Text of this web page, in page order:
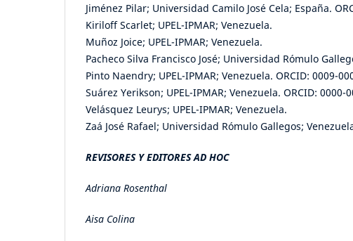
Jiménez Pilar; Universidad Camilo José Cela; España.
Kiriloff Scarlet; UPEL-IPMAR; Venezuela.
Muñoz Joice; UPEL-IPMAR; Venezuela.
Pacheco Silva Francisco José; Universidad Rómulo
Pinto Naendry; UPEL-IPMAR; Venezuela. ORCID: 0009-
Suárez Yerikson; UPEL-IPMAR; Venezuela. ORCID: 0000-
Velásquez Leurys; UPEL-IPMAR; Venezuela.
Zaá José Rafael; Universidad Rómulo Gallegos;
REVISORES Y EDITORES AD HOC
Adriana Rosenthal
Aisa Colina